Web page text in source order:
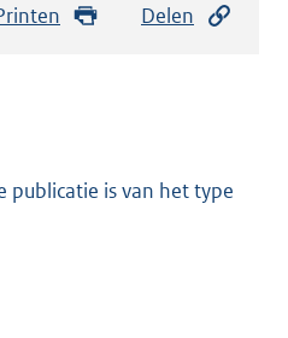
Delen
publicatie is van het type